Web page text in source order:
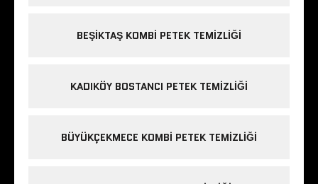
BEŞIKTAŞ KOMBI PETEK TEMIZLIĞI
KADIKÖY BOSTANCI PETEK TEMIZLIĞI
BÜYÜKÇEKMECE KOMBI PETEK TEMIZLIĞI